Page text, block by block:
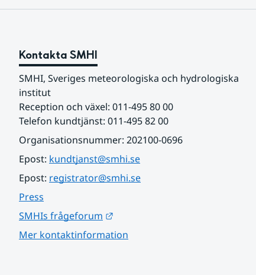
Kontakta SMHI
SMHI, Sveriges meteorologiska och hydrologiska
institut
Reception och växel: 011-495 80 00
Telefon kundtjänst: 011-495 82 00
Organisationsnummer: 202100-0696
Epost: kundtjanst@smhi.se
Epost: registrator@smhi.se
Press
SMHIs frågeforum
Mer kontaktinformation